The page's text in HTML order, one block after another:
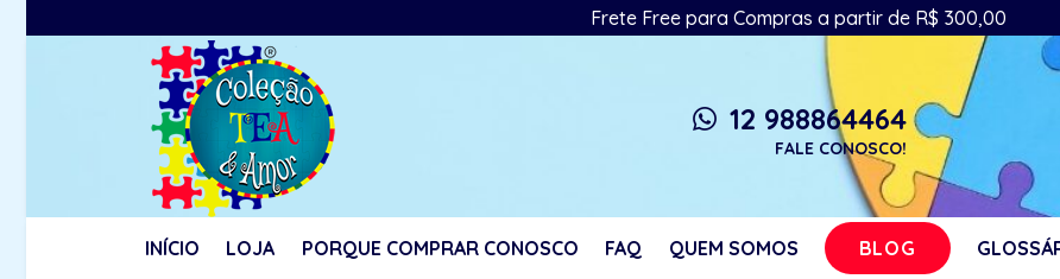
Frete Free para Compras a partir de R$ 300,00
whatsapp 12 988864464
FALE CONOSCO!
INÍCIO LOJA PORQUE COMPRAR CONOSCO FAQ QUEM SOMOS BLOG